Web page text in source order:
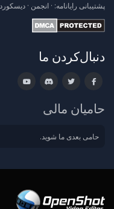
پشتیبانی رایانامه: · انجمن · دیسکورد
دنبال‌کردن ما
حامیان مالی
حامی بعدی ما شوید.